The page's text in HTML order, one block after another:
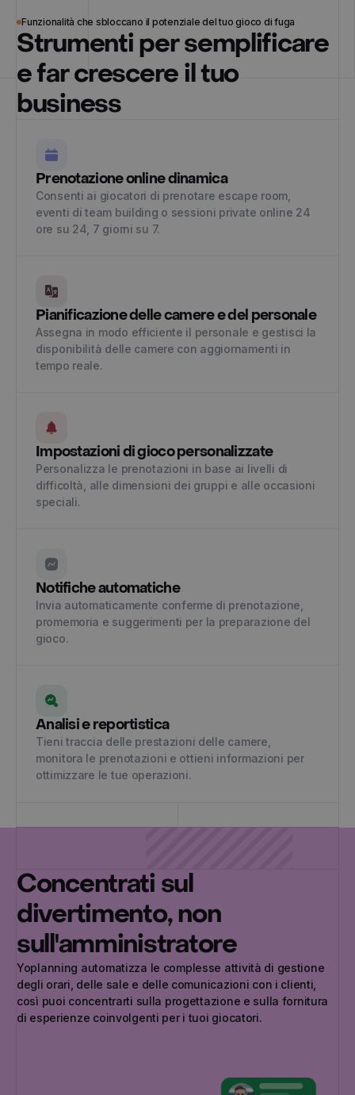
Funzionalità che sbloccano il potenziale del tuo gioco di fuga
Strumenti per semplificare
e far crescere il tuo
business
Prenotazione online dinamica
Consenti ai giocatori di prenotare escape room,
eventi di team building o sessioni private online 24
ore su 24, 7 giorni su 7.
Pianificazione delle camere e del personale
Assegna in modo efficiente il personale e gestisci la
disponibilità delle camere con aggiornamenti in
tempo reale.
Impostazioni di gioco personalizzate
Personalizza le prenotazioni in base ai livelli di
difficoltà, alle dimensioni dei gruppi e alle occasioni
speciali.
Notifiche automatiche
Invia automaticamente conferme di prenotazione,
promemoria e suggerimenti per la preparazione del
gioco.
Analisi e reportistica
Tieni traccia delle prestazioni delle camere,
monitora le prenotazioni e ottieni informazioni per
ottimizzare le tue operazioni.
Concentrati sul
divertimento, non
sull'amministratore
Yoplanning automatizza le complesse attività di gestione
degli orari, delle sale e delle comunicazioni con i clienti,
così puoi concentrarti sulla progettazione e sulla fornitura
di esperienze coinvolgenti per i tuoi giocatori.